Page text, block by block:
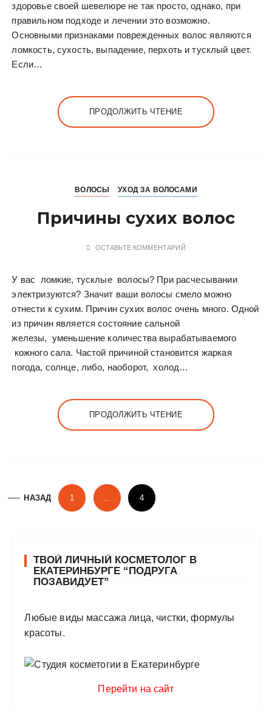
здоровье своей шевелюре не так просто, однако, при
правильном подходе и лечении это возможно.
Основными признаками поврежденных волос являются
ломкость, сухость, выпадение, перхоть и тусклый цвет.
Если…
ПРОДОЛЖИТЬ ЧТЕНИЕ
ВОЛОСЫ УХОД ЗА ВОЛОСАМИ
Причины сухих волос
ОСТАВЬТЕ КОММЕНТАРИЙ
У вас ломкие, тусклые волосы? При расчесывании
электризуются? Значит ваши волосы смело можно
отнести к сухим. Причин сухих волос очень много. Одной
из причин является состояние сальной
железы, уменьшение количества вырабатываемого
кожного сала. Частой причиной становится жаркая
погода, солнце, либо, наоборот, холод…
ПРОДОЛЖИТЬ ЧТЕНИЕ
ННАЗАД 1 … 4
ТВОЙ ЛИЧНЫЙ КОСМЕТОЛОГ В
ЕКАТЕРИНБУРГЕ “ПОДРУГА
ПОЗАВИДУЕТ”
Любые виды массажа лица, чистки, формулы
красоты.
Перейти на сайт